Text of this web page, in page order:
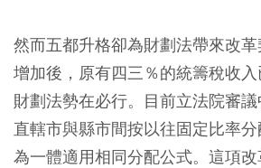
然而五都升格卻為財劃法帶來改
增加後，原有四三％的統籌稅收
財劃法勢在必行。目前立法院審
直轄市與縣市間按以往固定比率
為一體適用相同分配公式。這項